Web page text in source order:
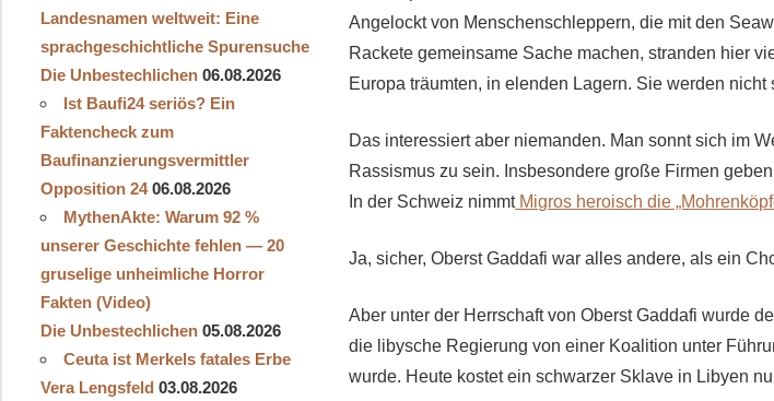
Angelockt von Menschenschleppern, die mit den
Rackete gemeinsame Sache machen, stranden hier
Europa träumten, in elenden Lagern. Sie werden
Das interessiert aber niemanden. Man sonnt sich im
Rassismus zu sein. Insbesondere große Firmen
In der Schweiz nimmtMigros heroisch die
Ja, sicher, Oberst Gaddafi war alles andere, als ein
Aber unter der Herrschaft von Oberst Gaddafi wurde
die libysche Regierung von einer Koalition unter
wurde. Heute kostet ein schwarzer Sklave in Libyen
Landesnamen weltweit: Eine
sprachgeschichtliche Spurensuche
Die Unbestechlichen 06.08.2026
Ist Baufi24 seriös? Ein
Faktencheck zum
Baufinanzierungsvermittler
Opposition 24 06.08.2026
MythenAkte: Warum 92 %
unserer Geschichte fehlen — 20
gruselige unheimliche Horror
Fakten (Video)
Die Unbestechlichen 05.08.2026
Ceuta ist Merkels fatales Erbe
Vera Lengsfeld 03.08.2026